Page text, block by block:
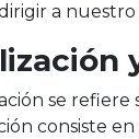
a
se
consiste